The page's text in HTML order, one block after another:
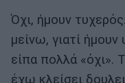
Όχι, ήμουν
μείνω, γιατί
είπα πολλά «όχι».
έχω κλείσει